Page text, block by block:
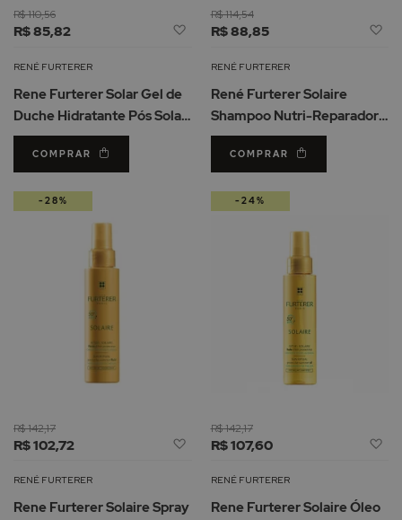
R$ 85,82
R$ 110,56
Adicionar
Lista
Desejos
RENÉ FURTERER
Rene Furterer Solar Gel de
Duche Hidratante Pós Solar
200ml
COMPRAR
R$ 88,85
R$ 114,54
RENÉ FURTERER
René Furterer Solaire
Shampoo Nutri-Reparador
200ml
COMPRAR
R$ 102,72
R$ 142,17
Adicionar
Lista
Desejos
RENÉ FURTERER
Rene Furterer Solaire Spray
-28%
R$ 107,60
R$ 142,17
RENÉ FURTERER
Rene Furterer Solaire Óleo
-24%